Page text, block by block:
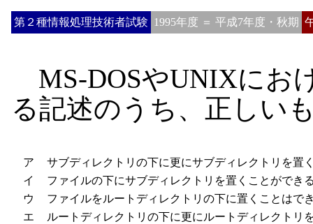
第２種情報処理技術者試験 1995年度 ＝ 平成7年度・秋期
MS-DOSやUNIXにお
る記述のうち、正しい
ア
サブディレクトリの下に更にサブディレクトリを置
イ
ファイルの下にサブディレクトリを置くことができ
ウ
ファイルをルートディレクトリの下に置くことはで
エ
ルートディレクトリの下に更にルートディレクトリ